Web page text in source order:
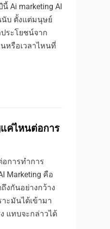
Ai marketing AI
นับ ตั้งแต่มนุษย์
ระโยชน์จาก
หรือเวลาไหนที่
ค่ไหนต่อการ
การทำการ
Marketing คือ
งกันอย่างกว้าง
ะมันได้เข้ามา
แทบจะกล่าวได้